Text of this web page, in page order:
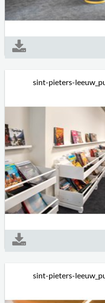
sint-pieters-
sint-pieters-